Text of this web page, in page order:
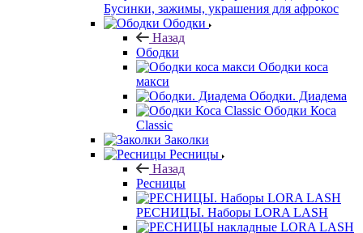
Бусинки, зажимы, украшения для афрокос
Ободки
Назад
Ободки
Ободки коса
макси
Ободки. Диадема
Ободки Коса
Classic
Заколки
Ресницы
Назад
Ресницы
РЕСНИЦЫ. Наборы LORA LASH